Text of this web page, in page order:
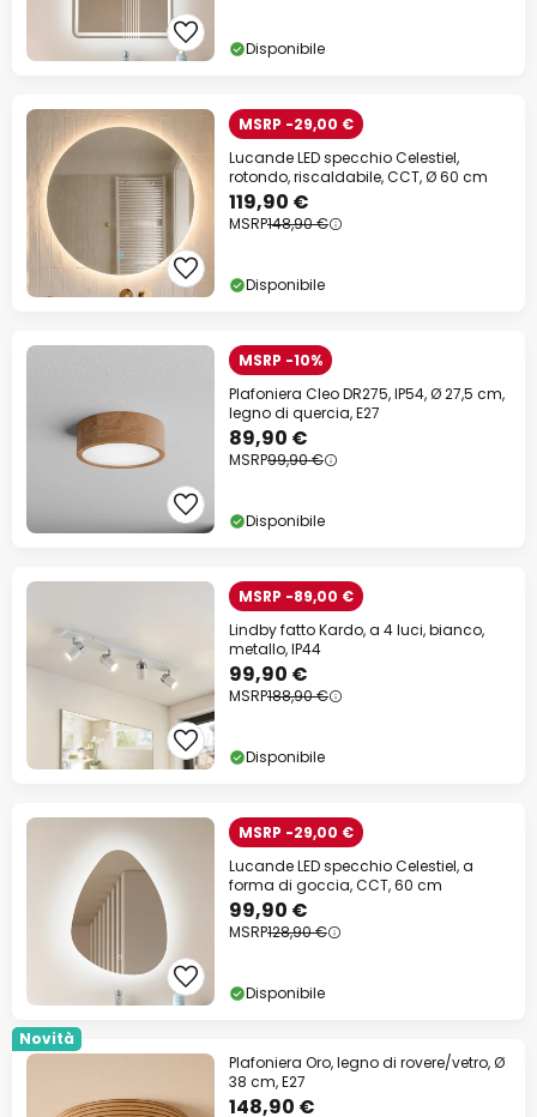
Disponibile
MSRP -29,00 €
Lucande LED specchio Celestiel,
rotondo, riscaldabile, CCT, Ø 60 cm
119,90 €
MSRP148,90 €
Disponibile
MSRP -10%
Plafoniera Cleo DR275, IP54, Ø 27,5 cm,
legno di quercia, E27
89,90 €
MSRP99,90 €
Disponibile
MSRP -89,00 €
Lindby fatto Kardo, a 4 luci, bianco,
metallo, IP44
99,90 €
MSRP188,90 €
Disponibile
MSRP -29,00 €
Lucande LED specchio Celestiel, a
forma di goccia, CCT, 60 cm
99,90 €
MSRP128,90 €
Disponibile
Novità
Plafoniera Oro, legno di rovere/vetro, Ø
38 cm, E27
148,90 €